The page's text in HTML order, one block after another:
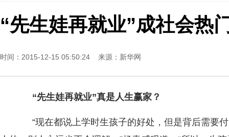
“先生娃再就业”成社会热
时间：2015-12-15 05:50:24 来源： 新华网
“先生娃再就业”真是人生赢家？
“现在都说上学时生孩子的好处，但是背后需要付